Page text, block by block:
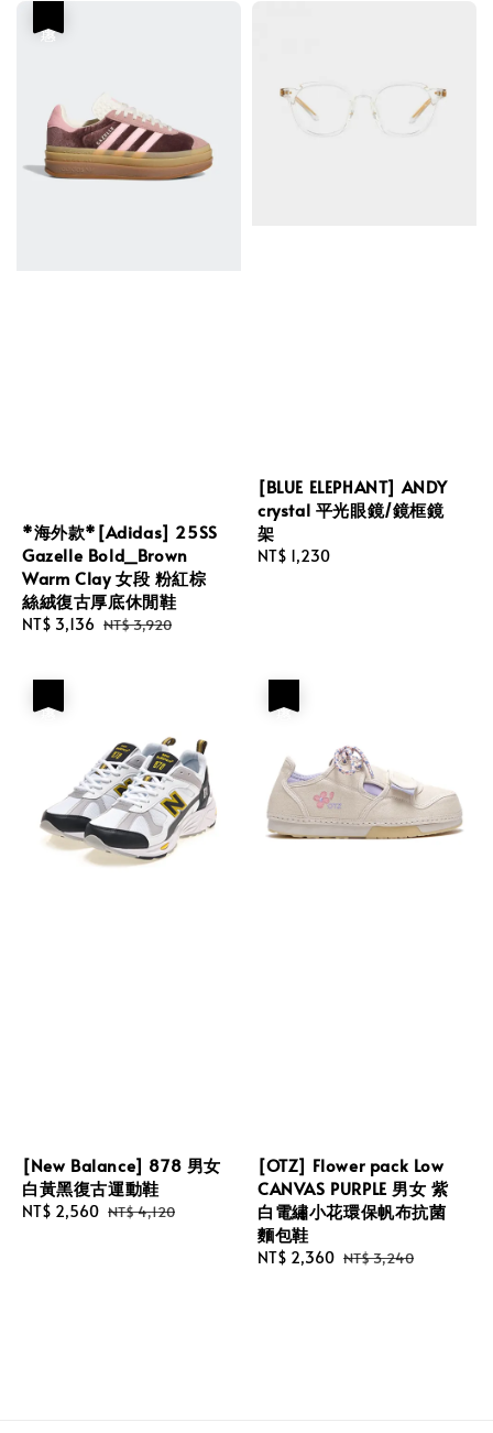
*海外款*[Adidas] 25SS
Gazelle Bold_Brown
Warm Clay 女段 粉紅棕
絲絨復古厚底休閒鞋
Sale
NT$ 3,136 Regular
NT$ 3,920
[BLUE ELEPHANT] ANDY
crystal 平光眼鏡/鏡框鏡
架
Regular
NT$ 1,230
[New Balance] 878 男女
白黃黑復古運動鞋
Sale
NT$ 2,560 Regular
NT$ 4,120
[OTZ] Flower pack Low
CANVAS PURPLE 男女 紫
白電繡小花環保帆布抗菌
麵包鞋
Sale
NT$ 2,360 Regular
NT$ 3,240